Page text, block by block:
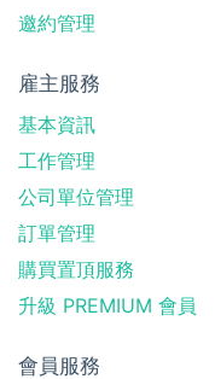
邀約管理
雇主服務
基本資訊
工作管理
公司單位管理
訂單管理
購買置頂服務
升級 PREMIUM 會員
會員服務